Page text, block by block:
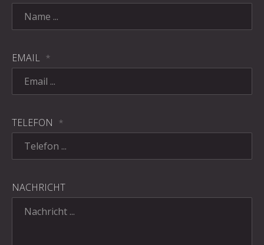
EMAIL *
TELEFON *
NACHRICHT